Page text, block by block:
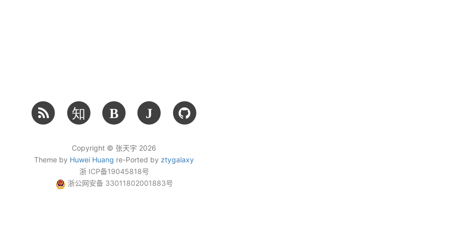
知 B J
Copyright © 张天宇 2026
Theme by Huwei Huang re-Ported by ztygalaxy
浙 ICP备19045818号
浙公网安备 33011802001883号